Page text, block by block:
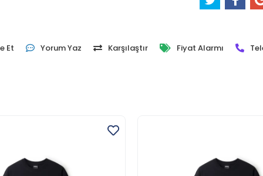
Et Yorum Yaz Karşılaştır Fiyat Alarmı